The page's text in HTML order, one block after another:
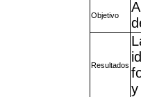
Objetivo
Resultados
y